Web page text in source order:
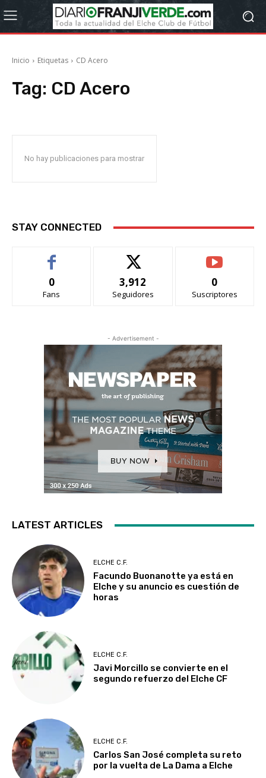
Inicio Etiquetas CD Acero
Tag: CD Acero
No hay publicaciones para mostrar
STAY CONNECTED
0
Fans
3,912
Seguidores
0
Suscriptores
- Advertisement -
LATEST ARTICLES
ELCHE C.F.
Facundo Buonanotte ya está en
Elche y su anuncio es cuestión de
horas
ELCHE C.F.
Javi Morcillo se convierte en el
segundo refuerzo del Elche CF
ELCHE C.F.
Carlos San José completa su reto
por la vuelta de La Dama a Elche